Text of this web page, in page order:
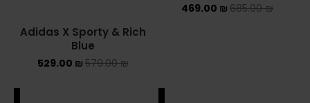
685.00₪
469.00 ₪
Adidas X Sporty & Rich
Blue
579.00₪
529.00 ₪